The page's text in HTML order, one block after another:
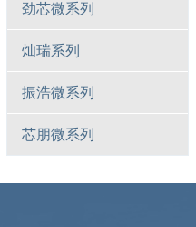
劲芯微系列
灿瑞系列
振浩微系列
芯朋微系列